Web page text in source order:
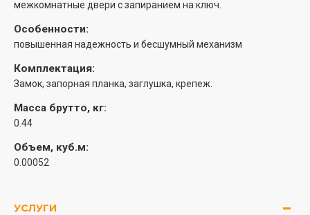
межкомнатные двери с запиранием на ключ.
Особенности:
повышенная надежность и бесшумный механизм
Комплектация:
Замок, запорная планка, заглушка, крепеж.
Масса брутто, кг:
0.44
Объем, куб.м:
0.00052
УСЛУГИ